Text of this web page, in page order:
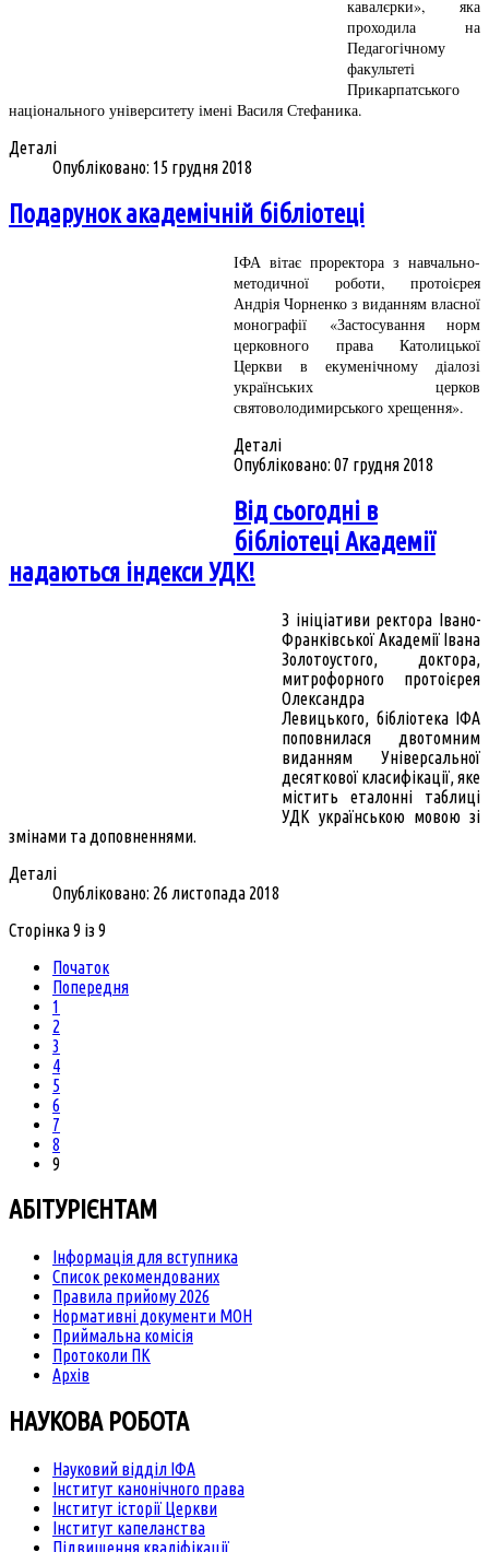
кавалєрки», яка
проходила на
Педагогічному
факультеті
Прикарпатського
національного університету імені Василя Стефаника.
Деталі
Опубліковано: 15 грудня 2018
Подарунок академічній бібліотеці
ІФА вітає проректора з навчально-
методичної роботи, протоієрея
Андрія Чорненко з виданням власної
монографії «Застосування норм
церковного права Католицької
Церкви в екуменічному діалозі
українських церков
святоволодимирського хрещення».
Деталі
Опубліковано: 07 грудня 2018
Від сьогодні в
бібліотеці Академії
надаються індекси УДК!
З ініціативи ректора Івано-
Франківської Академії Івана
Золотоустого, доктора,
митрофорного протоієрея
Олександра
Левицького, бібліотека ІФА
поповнилася двотомним
виданням Універсальної
десяткової класифікації, яке
містить еталонні таблиці
УДК українською мовою зі
змінами та доповненнями.
Деталі
Опубліковано: 26 листопада 2018
Сторінка 9 із 9
Початок
Попередня
1
2
3
4
5
6
7
8
9
АБІТУРІЄНТАМ
Інформація для вступника
Список рекомендованих
Правила прийому 2026
Нормативні документи МОН
Приймальна комісія
Протоколи ПК
Архів
НАУКОВА РОБОТА
Науковий відділ ІФА
Інститут канонічного права
Інститут історії Церкви
Інститут капеланства
Підвищення кваліфікації